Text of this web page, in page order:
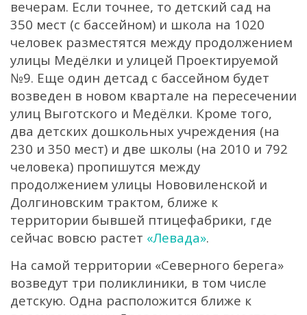
вечерам. Если точнее, то детский сад на
350 мест (с бассейном) и школа на 1020
человек разместятся между продолжением
улицы Медёлки и улицей Проектируемой
№9. Еще один детсад с бассейном будет
возведен в новом квартале на пересечении
улиц Выготского и Медёлки. Кроме того,
два детских дошкольных учреждения (на
230 и 350 мест) и две школы (на 2010 и 792
человека) пропишутся между
продолжением улицы Нововиленской и
Долгиновским трактом, ближе к
территории бывшей птицефабрики, где
сейчас вовсю растет «Левада».
На самой территории «Северного берега»
возведут три поликлиники, в том числе
детскую. Одна расположится ближе к